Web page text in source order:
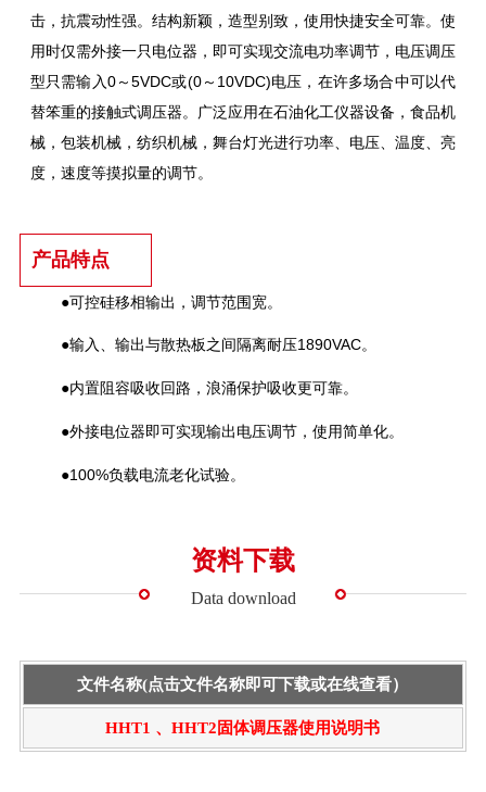
击，抗震动性强。结构新颖，造型别致，使用快捷安全可靠。使
用时仅需外接一只电位器，即可实现交流电功率调节，电压调压
型只需输入0～5VDC或(0～10VDC)电压，在许多场合中可以代
替笨重的接触式调压器。广泛应用在石油化工仪器设备，食品机
械，包装机械，纺织机械，舞台灯光进行功率、电压、温度、亮
度，速度等摸拟量的调节。
产品特点
●可控硅移相输出，调节范围宽。
●输入、输出与散热板之间隔离耐压1890VAC。
●内置阻容吸收回路，浪涌保护吸收更可靠。
●外接电位器即可实现输出电压调节，使用简单化。
●100%负载电流老化试验。
资料下载
Data download
文件名称(点击文件名称即可下载或在线查看）
HHT1 、HHT2固体调压器使用说明书